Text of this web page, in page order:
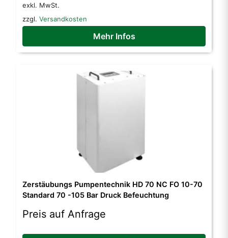
exkl. MwSt.
zzgl. Versandkosten
Mehr Infos
Zerstäubungs Pumpentechnik HD 70 NC FO 10-70
Standard 70 -105 Bar Druck Befeuchtung
Preis auf Anfrage